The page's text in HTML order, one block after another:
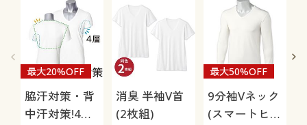
脇汗対策・背
中汗対策!4層
最大20%OFF
消臭 半袖V首
(2枚組)
9分袖Vネック
(スマートヒー
最大50%OFF